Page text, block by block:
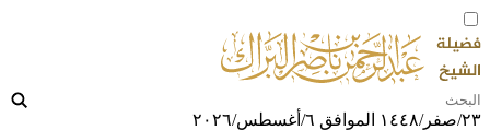
٢٣/صفر/١٤٤٨ الموافق ٦/أغسطس/٢٠٢٦